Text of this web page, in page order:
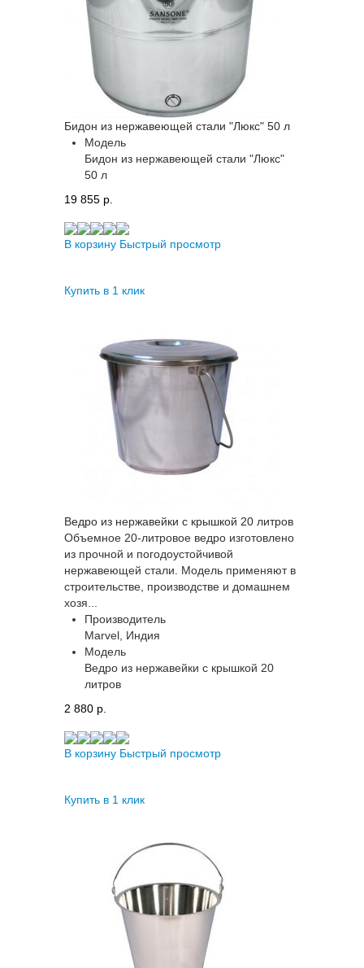
Бидон из нержавеющей стали "Люкс" 50 л
Модель
Бидон из нержавеющей стали "Люкс"
50 л
19 855 p.
В корзину Быстрый просмотр
Купить в 1 клик
Ведро из нержавейки с крышкой 20 литров
Объемное 20-литровое ведро изготовлено
из прочной и погодоустойчивой
нержавеющей стали. Модель применяют в
строительстве, производстве и домашнем
хозя...
Производитель
Marvel, Индия
Модель
Ведро из нержавейки с крышкой 20
литров
2 880 p.
В корзину Быстрый просмотр
Купить в 1 клик